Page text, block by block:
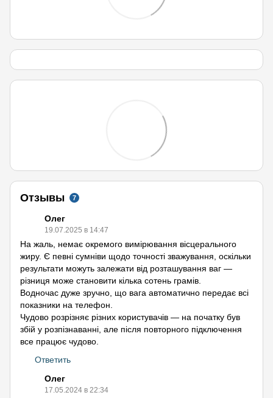
Отзывы 7
Олег
19.07.2025 в 14:47
На жаль, немає окремого вимірювання вісцерального
жиру. Є певні сумніви щодо точності зважування, оскільки
результати можуть залежати від розташування ваг —
різниця може становити кілька сотень грамів.
Водночас дуже зручно, що вага автоматично передає всі
показники на телефон.
Чудово розрізняє різних користувачів — на початку був
збій у розпізнаванні, але після повторного підключення
все працює чудово.
Ответить
Олег
17.05.2024 в 22:34